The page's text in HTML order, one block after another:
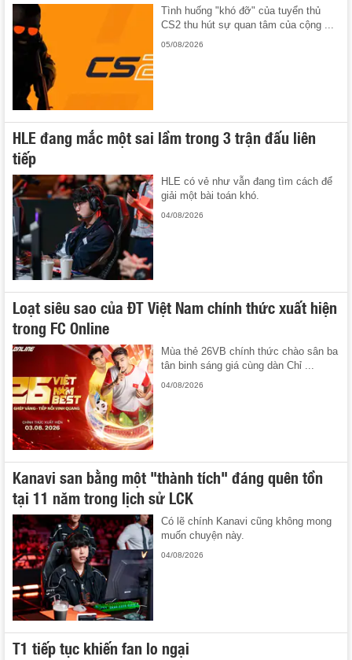
Tình huống "khó đỡ" của tuyển thủ
CS2 thu hút sự quan tâm của cộng ...
05/08/2026
HLE đang mắc một sai lầm trong 3 trận đấu liên
tiếp
HLE có vẻ như vẫn đang tìm cách để
giải một bài toán khó.
04/08/2026
Loạt siêu sao của ĐT Việt Nam chính thức xuất hiện
trong FC Online
Mùa thẻ 26VB chính thức chào sân ba
tân binh sáng giá cùng dàn Chỉ ...
04/08/2026
Kanavi san bằng một "thành tích" đáng quên tồn
tại 11 năm trong lịch sử LCK
Có lẽ chính Kanavi cũng không mong
muốn chuyện này.
04/08/2026
T1 tiếp tục khiến fan lo ngại